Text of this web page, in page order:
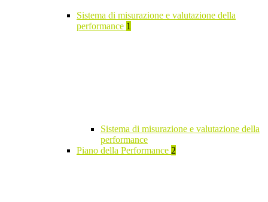
Sistema di misurazione e valutazione della
performance 1
Sistema di misurazione e valutazione della
performance
Piano della Performance 2